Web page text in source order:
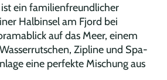
ein familienfreundlicher
Halbinsel am Fjord bei
auf das Meer, einem
Zipline und Spa-
eine perfekte Mischung aus